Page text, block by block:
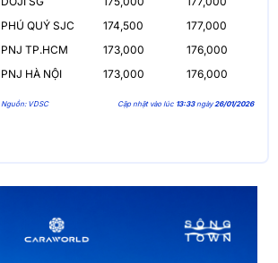
PHÚ QUÝ SJC
174,500
177,000
PNJ TP.HCM
173,000
176,000
PNJ HÀ NỘI
173,000 176,000
Nguồn: VDSC Cập nhật vào lúc 13:33ngày26/01/2026